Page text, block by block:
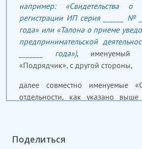
например: «Свидетельства о
регистрации ИП серия ______ №
года» или «Талона о приеме
предпринимательской
_______ года»), именуемый
«Подрядчик», с другой стороны,
далее совместно именуемые
отдельности, как указано
Поделиться